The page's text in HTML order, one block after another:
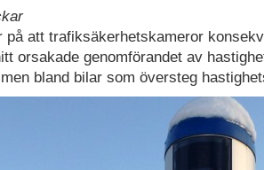
på att trafiksäkerhetskameror
orsakade genomförandet av
bland bilar som översteg